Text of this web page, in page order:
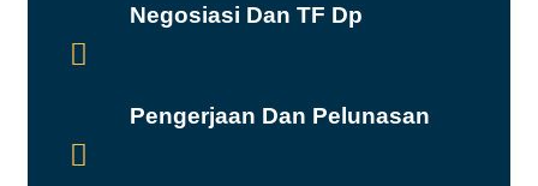

Negosiasi Dan TF Dp

Pengerjaan Dan Pelunasan